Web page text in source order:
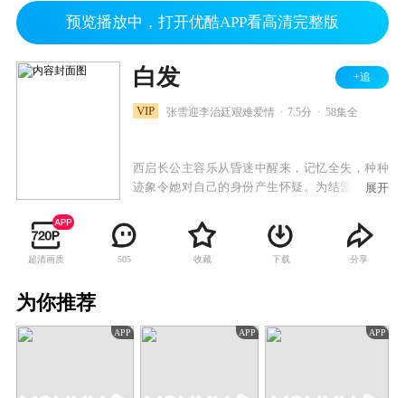
预览播放中，打开优酷APP看高清完整版
白发 +追
VIP 张雪迎李治廷艰难爱情 7.5分 58集全
西启长公主容乐从昏迷中醒来，记忆全失，种种
迹象令她对自己的身份产生怀疑。为结盟北临，
乐化名茶楼掌柜漫夭，秘密寻找秦家遗落的治世
奇书，和无忧不打不相识。不知其真实身份的无
忧对漫夭心生爱慕。当找到奇书之时，王兄容齐
无忧的亲兄弟，而她自己则是秦家遗于世的女儿
展开
超清画质 505 收藏 下载 分享
为你推荐
APP APP APP